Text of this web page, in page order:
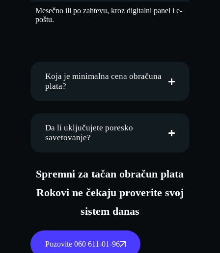
Mesečno ili po zahtevu, kroz digitalni panel i e-
poštu.
Koja je minimalna cena obračuna
plata?
Da li uključujete poresko
savetovanje?
Spremni za tačan obračun plata
Rokovi ne čekaju proverite svoj
sistem danas
Pozovite 060 611-01-96